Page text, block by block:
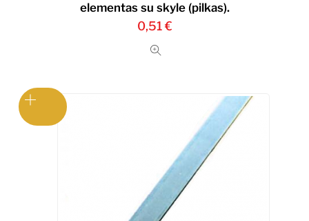
elementas su skyle (pilkas).
0,51€